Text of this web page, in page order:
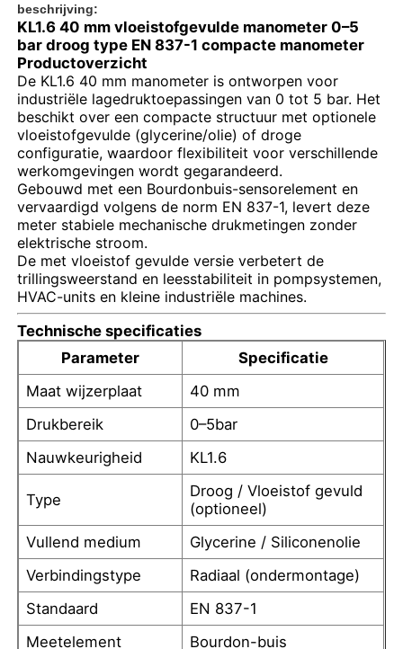
Thuis
Producten
Over ons
Fabrieksreis
Kwaliteitscontrole
Contacteer ons
Vraag een offerte aan
Drukmeter van roestvrij staal
schokbestendige drukmeter
Temperatuur- en manometer
beschrijving:
KL1.6 40 mm vloeistofgevulde manometer 0–5
bar droog type EN 837-1 compacte manometer
Productoverzicht
De KL1.6 40 mm manometer is ontworpen voor
industriële lagedruktoepassingen van 0 tot 5 bar. Het
beschikt over een compacte structuur met optionele
vloeistofgevulde (glycerine/olie) of droge
configuratie, waardoor flexibiliteit voor verschillende
werkomgevingen wordt gegarandeerd.
Gebouwd met een Bourdonbuis-sensorelement en
vervaardigd volgens de norm EN 837-1, levert deze
meter stabiele mechanische drukmetingen zonder
elektrische stroom.
De met vloeistof gevulde versie verbetert de
trillingsweerstand en leesstabiliteit in pompsystemen,
HVAC-units en kleine industriële machines.
Technische specificaties
Parameter
Specificatie
Maat wijzerplaat
40 mm
Drukbereik
0–5bar
Nauwkeurigheid
KL1.6
Type
Droog / Vloeistof gevuld
(optioneel)
Vullend medium
Glycerine / Siliconenolie
Verbindingstype
Radiaal (ondermontage)
Standaard
EN 837-1
Meetelement
Bourdon-buis